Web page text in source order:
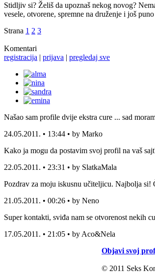
Stidljiv si? Želiš da upoznaš nekog novog?
vesele, otvorene, spremne na druženje i još
Strana 1 2 3
Komentari
registracija | prijava | pregledaj sve
Našao sam profile dvije ekstra cure ... sad
24.05.2011. • 13:44 • by Marko
Kako ja mogu da postavim svoj profil na vaš
22.05.2011. • 23:31 • by SlatkaMala
Pozdrav za moju iskusnu učiteljicu. Najbolja si!
21.05.2011. • 00:26 • by Neno
Super kontakti, sviđa nam se otvorenost nekih
17.05.2011. • 21:05 • by Aco&Nela
Objavi svoj
© 2011 Seks